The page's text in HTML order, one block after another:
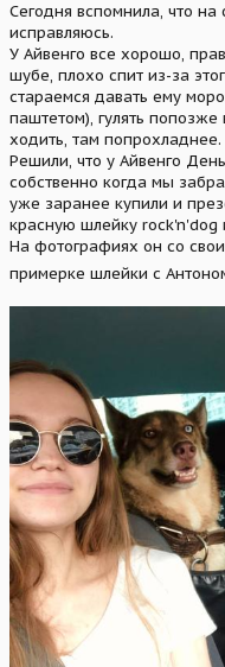
Сегодня вспомнила, что
исправляюсь.
У Айвенго все хорошо,
шубе, плохо спит из-за
стараемся давать ему
паштетом), гулять
ходить, там попрохладнее.
Решили, что у Айвенго
собственно когда мы
уже заранее купили и
красную шлейку
На фотографиях он со
примерке шлейки с